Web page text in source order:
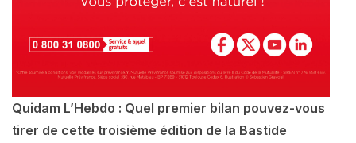
Quidam L’Hebdo : Quel premier bilan pouvez-vous
tirer de cette troisième édition de la Bastide